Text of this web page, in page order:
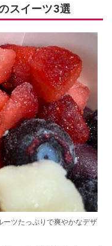
スイーツ3選
ーツたっぷりで爽やかなデザ